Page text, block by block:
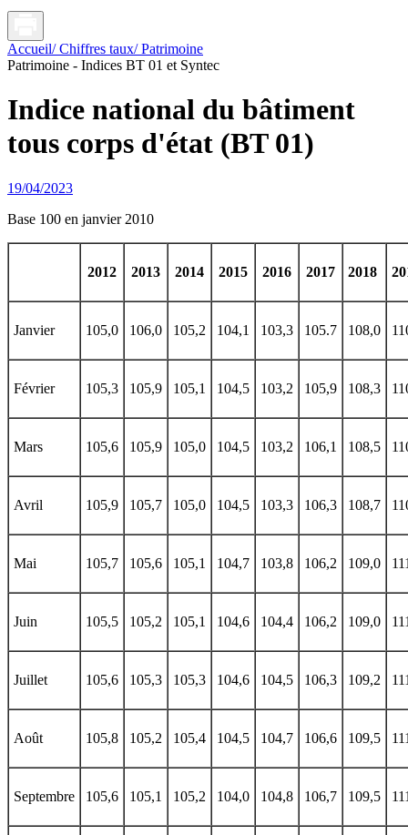
Accueil/ Chiffres taux/ Patrimoine
Patrimoine - Indices BT 01 et Syntec
Indice national du bâtiment
tous corps d'état (BT 01)
19/04/2023
Base 100 en janvier 2010
2012 2013 2014 2015 2016 2017 2018
Janvier 105,0 106,0 105,2 104,1 103,3 105.7 108,0
Février 105,3 105,9 105,1 104,5 103,2 105,9 108,3
Mars 105,6 105,9 105,0 104,5 103,2 106,1 108,5
Avril 105,9 105,7 105,0 104,5 103,3 106,3 108,7
Mai 105,7 105,6 105,1 104,7 103,8 106,2 109,0
Juin 105,5 105,2 105,1 104,6 104,4 106,2 109,0
Juillet 105,6 105,3 105,3 104,6 104,5 106,3 109,2
Août 105,8 105,2 105,4 104,5 104,7 106,6 109,5
Septembre 105,6 105,1 105,2 104,0 104,8 106,7 109,5